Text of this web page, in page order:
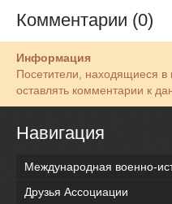
Комментарии (0)
Информация
Посетители, находящиеся в
оставлять комментарии к
Навигация
Международная военно-
Друзья Ассоциации